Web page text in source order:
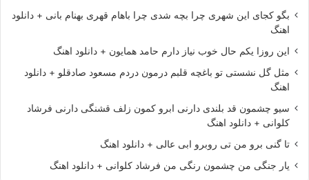
بگو کجای این شهری چرا بچه شدی چرا باهام قهری بهنام بانی + دانلود
اهنگ
این روزا یکم حال خوب نیاز دارم حامد همایون + دانلود اهنگ
مثل گل نشستی تو باغچه قلبم درمون دردم مسعود صادقلو + دانلود
اهنگ
سیو چشمون قد بلندی دارنی ابرو کمون زلف قشنگی دارنی فرشاد
کلوانی + دانلود اهنگ
تا گنی برو من تی روبرو ابی عالی + دانلود اهنگ
یار جنگی من چشمون رنگی من فرشاد کلوانی + دانلود اهنگ